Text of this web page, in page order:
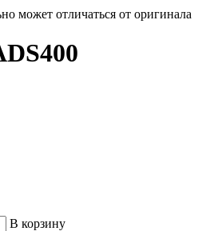
может отличаться от оригинала
В корзину